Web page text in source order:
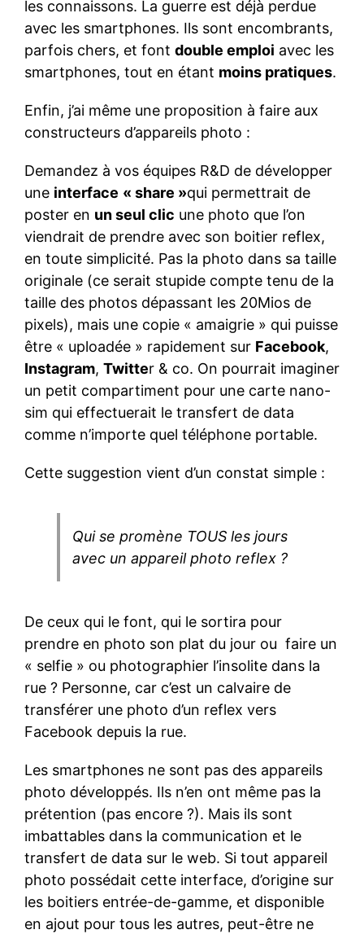
les connaissons. La guerre est déjà perdue
avec les smartphones. Ils sont encombrants,
parfois chers, et font double emploi avec les
smartphones, tout en étant moins pratiques.
Enfin, j’ai même une proposition à faire aux
constructeurs d’appareils photo :
Demandez à vos équipes R&D de développer
une interface « share »qui permettrait de
poster en un seul clic une photo que l’on
viendrait de prendre avec son boitier reflex,
en toute simplicité. Pas la photo dans sa taille
originale (ce serait stupide compte tenu de la
taille des photos dépassant les 20Mios de
pixels), mais une copie « amaigrie » qui puisse
être « uploadée » rapidement sur Facebook,
Instagram, Twitter & co. On pourrait imaginer
un petit compartiment pour une carte nano-
sim qui effectuerait le transfert de data
comme n’importe quel téléphone portable.
Cette suggestion vient d’un constat simple :
Qui se promène TOUS les jours
avec un appareil photo reflex ?
De ceux qui le font, qui le sortira pour
prendre en photo son plat du jour ou faire un
« selfie » ou photographier l’insolite dans la
rue ? Personne, car c’est un calvaire de
transférer une photo d’un reflex vers
Facebook depuis la rue.
Les smartphones ne sont pas des appareils
photo développés. Ils n’en ont même pas la
prétention (pas encore ?). Mais ils sont
imbattables dans la communication et le
transfert de data sur le web. Si tout appareil
photo possédait cette interface, d’origine sur
les boitiers entrée-de-gamme, et disponible
en ajout pour tous les autres, peut-être ne